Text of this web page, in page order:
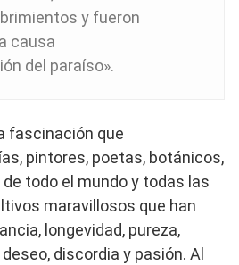
y fueron
causa
del paraíso».
fascinación que
pintores, poetas, botánicos,
todo el mundo y todas las
maravillosos que han
longevidad, pureza,
discordia y pasión. Al